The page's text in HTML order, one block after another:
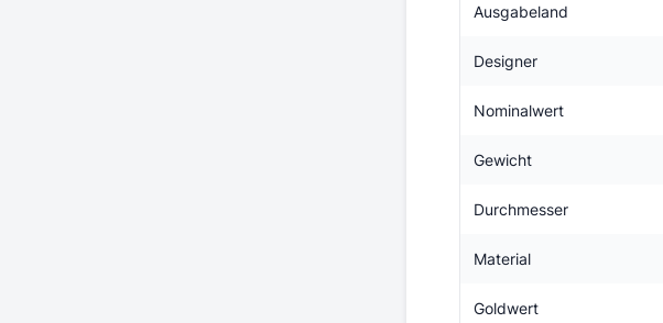
Ausgabeland
Designer
Nominalwert
Gewicht
Durchmesser
Material
Goldwert